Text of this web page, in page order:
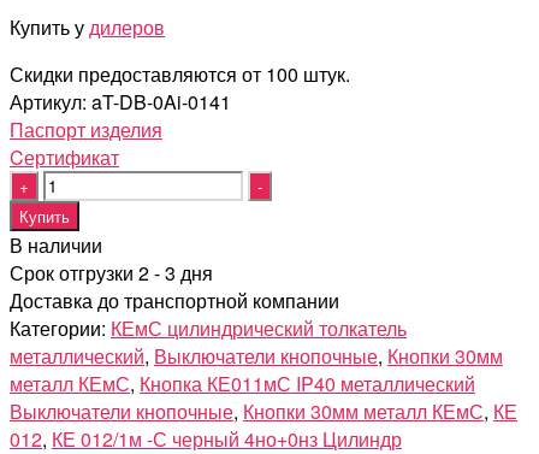
Купить удилеров
Скидки предоставляются от 100 штук.
Артикул: aT-DB-0Ai-0141
Паспорт изделия
Cертификат
Quantity
Купить
В наличии
Срок отгрузки 2 - 3 дня
Доставка до транспортной компании
Категории: КЕмС цилиндрический толкатель
металлический, Выключатели кнопочные, Кнопки 30мм
металл КЕмС, Кнопка КЕ011мС IP40 металлический
Выключатели кнопочные, Кнопки 30мм металл КЕмС, КЕ
012, КЕ 012/1м -С черный 4но+0нз Цилиндр